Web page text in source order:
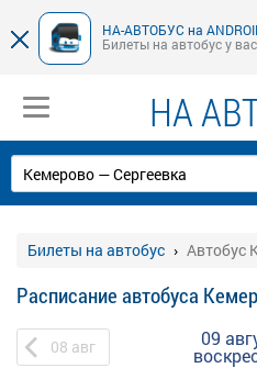
НА-АВТОБУС на
Билеты на автобус у
НА
Билеты на автобус Автобус
Расписание автобуса
08 авг 09